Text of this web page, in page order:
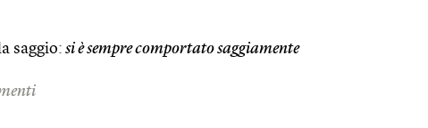
saggio: si è sempre comportato saggiamente